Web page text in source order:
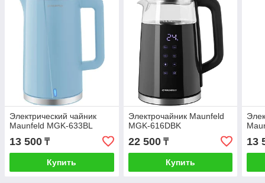
Электрический чайник
Maunfeld MGK-633BL
13 500 ₸
Купить
Электрочайник Maunfeld
MGK-616DBK
22 500₸
Купить
13